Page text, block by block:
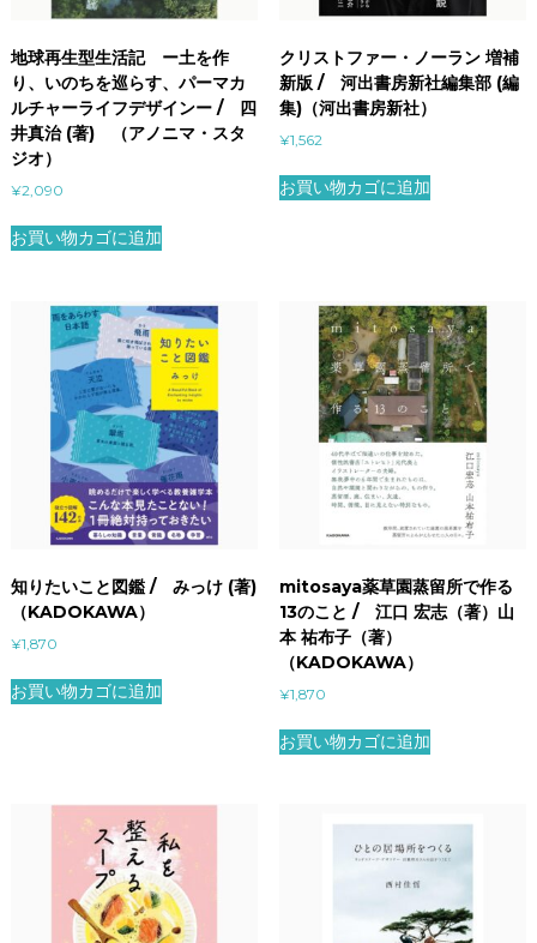
地球再生型生活記 ー土を作
り、いのちを巡らす、パーマカ
ルチャーライフデザインー / 四
井真治 (著) （アノニマ・スタ
ジオ）
¥2,090
お買い物カゴに追加
クリストファー・ノーラン 増補
新版 / 河出書房新社編集部 (編
集)（河出書房新社）
¥1,562
お買い物カゴに追加
知りたいこと図鑑 / みっけ (著)
（KADOKAWA）
¥1,870
お買い物カゴに追加
mitosaya薬草園蒸留所で作る
13のこと / 江口 宏志（著）山
本 祐布子（著）
（KADOKAWA）
¥1,870
お買い物カゴに追加